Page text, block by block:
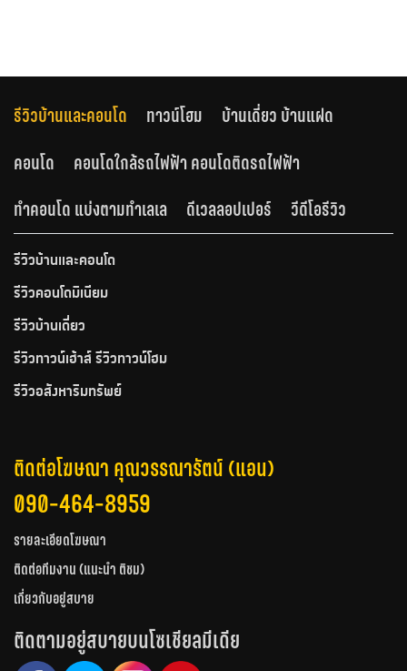
รีวิวบ้านและคอนโด ทาวน์โฮม
บ้านเดี่ยว บ้านแฝด
คอนโด
คอนโดใกล้รถไฟฟ้า คอนโดติดรถไฟฟ้า
ทำคอนโด แบ่งตามทำเลเล
ดีเวลลอปเปอร์ วีดีโอรีวิว
รีวิวบ้านและคอนโด
รีวิวคอนโดมิเนียม
รีวิวบ้านเดี่ยว
รีวิวทาวน์เฮ้าส์ รีวิวทาวน์โฮม
รีวิวอสังหาริมทรัพย์
ติดต่อโฆษณา คุณวรรณารัตน์ (แอน)
090-464-8959
รายละเอียดโฆษณา
ติดต่อทีมงาน (แนะนำ ติชม)
เกี่ยวกับอยู่สบาย
ติดตามอยู่สบายบนโซเชียลมีเดีย